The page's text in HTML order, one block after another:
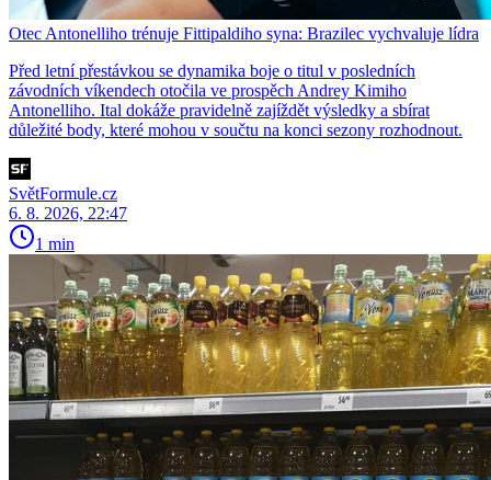
Otec Antonelliho trénuje Fittipaldiho syna: Brazilec vychvaluje lídra
Před letní přestávkou se dynamika boje o titul v posledních
závodních víkendech otočila ve prospěch Andrey Kimiho
Antonelliho. Ital dokáže pravidelně zajíždět výsledky a sbírat
důležité body, které mohou v součtu na konci sezony rozhodnout.
SvětFormule.cz
6. 8. 2026, 22:47
1 min